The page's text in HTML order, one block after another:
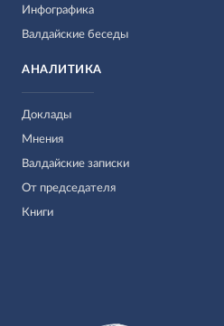
Инфографика
Валдайские беседы
АНАЛИТИКА
Доклады
Мнения
Валдайские записки
От председателя
Книги